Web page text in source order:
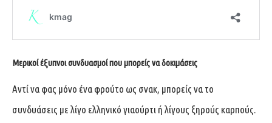
Μερικοί έξυπνοι συνδυασμοί που μπορείς να δοκιμάσεις
Αντί να φας μόνο ένα φρούτο ως σνακ, μπορείς να το
συνδυάσεις με λίγο ελληνικό γιαούρτι ή λίγους ξηρούς καρπούς.